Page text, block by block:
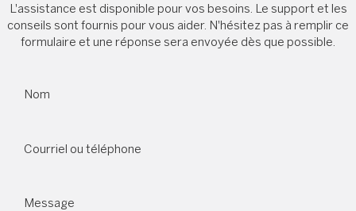
L'assistance est disponible pour vos besoins. Le support et les
conseils sont fournis pour vous aider. N'hésitez pas à remplir ce
formulaire et une réponse sera envoyée dès que possible.
Nom
Courriel ou téléphone
Message